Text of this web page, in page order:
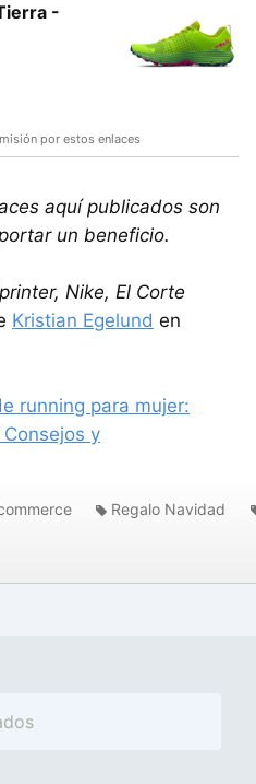
-
por estos enlaces
aquí publicados son
un beneficio.
Nike, El Corte
Kristian Egelund en
running para mujer:
y
Regalo Navidad